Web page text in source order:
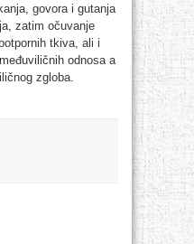
govora i gutanja
zatim očuvanje
tkiva, ali i
odnosa a
zgloba.